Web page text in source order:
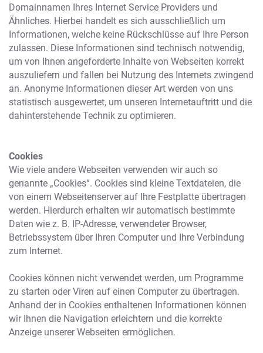
Domainnamen Ihres Internet Service Providers und
Ähnliches. Hierbei handelt es sich ausschließlich um
Informationen, welche keine Rückschlüsse auf Ihre Person
zulassen. Diese Informationen sind technisch notwendig,
um von Ihnen angeforderte Inhalte von Webseiten korrekt
auszuliefern und fallen bei Nutzung des Internets zwingend
an. Anonyme Informationen dieser Art werden von uns
statistisch ausgewertet, um unseren Internetauftritt und die
dahinterstehende Technik zu optimieren.
Cookies
Wie viele andere Webseiten verwenden wir auch so
genannte „Cookies“. Cookies sind kleine Textdateien, die
von einem Webseitenserver auf Ihre Festplatte übertragen
werden. Hierdurch erhalten wir automatisch bestimmte
Daten wie z. B. IP-Adresse, verwendeter Browser,
Betriebssystem über Ihren Computer und Ihre Verbindung
zum Internet.
Cookies können nicht verwendet werden, um Programme
zu starten oder Viren auf einen Computer zu übertragen.
Anhand der in Cookies enthaltenen Informationen können
wir Ihnen die Navigation erleichtern und die korrekte
Anzeige unserer Webseiten ermöglichen.